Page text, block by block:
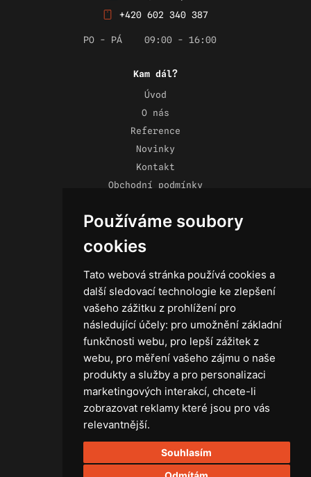
Používáme soubory
cookies
Tato webová stránka používá cookies a
další sledovací technologie ke zlepšení
vašeho zážitku z prohlížení pro
následující účely: pro umožnění základní
funkčnosti webu, pro lepší zážitek z
webu, pro měření vašeho zájmu o naše
produkty a služby a pro personalizaci
marketingových interakcí, chcete-li
zobrazovat reklamy které jsou pro vás
relevantnější.
Souhlasím
+420 602 340 387
PO - PÁ 09:00 - 16:00
Kam dál?
Úvod
O nás
Reference
Novinky
Kontakt
Obchodní podmínky
Technika
Světla
Příslušenství ke světlům
Osvětlovací technika GRIP
Baterie
Stativy
Lighting control
Ostatní
Rozvaděče a kabely
Spotřební materiál
Z75 MISC. (RŮZNÉ) Accessories